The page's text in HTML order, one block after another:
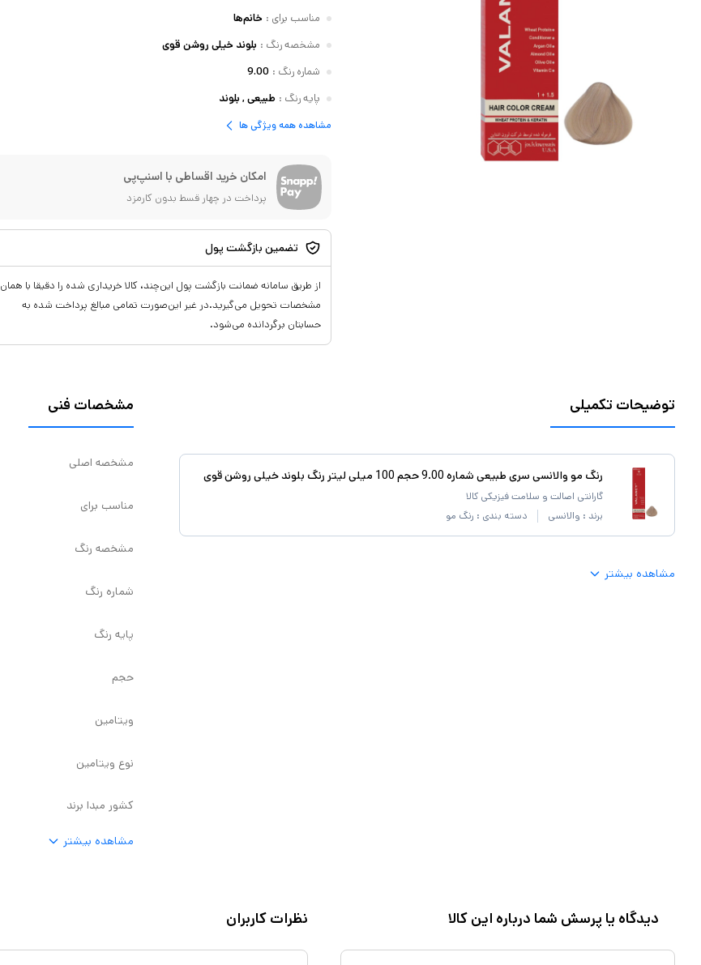
مناسب برای : خانم‌ها
مشخصه رنگ : بلوند خیلی روشن قوی
شماره رنگ :
9.00
پایه رنگ : طبیعی , بلوند
مشاهده همه ویژگی ها
امکان خرید اقساطی با اسنپ‌پی
پرداخت در چهار قسط بدون کارمزد
تضمین بازگشت پول
از طریق سامانه ضمانت بازگشت پول این‌چند، کالا خریداری شده را دقیقا با همان
مشخصات تحویل می‌گیرید.در غیر این‌صورت تمامی مبالغ پرداخت شده به
حسابتان برگردانده می‌شود.
توضیحات تکمیلی
رنگ مو والانسی سری طبیعی شماره 9.00 حجم 100 میلی لیتر رنگ بلوند خیلی روشن قوی
گارانتی اصالت و سلامت فیزیکی کالا
برند : والانسی دسته بندی : رنگ مو
مشاهده بیشتر
مشخصات فنی
مشخصه اصلی
مناسب برای
مشخصه رنگ
شماره رنگ
پایه رنگ
حجم
ویتامین
نوع ویتامین
کشور مبدا برند
مشاهده بیشتر
دیدگاه یا پرسش شما درباره این کالا نظرات کاربران